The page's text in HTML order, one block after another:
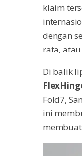
klaim
dengan
rata,
Di balik
Fold7,
ini